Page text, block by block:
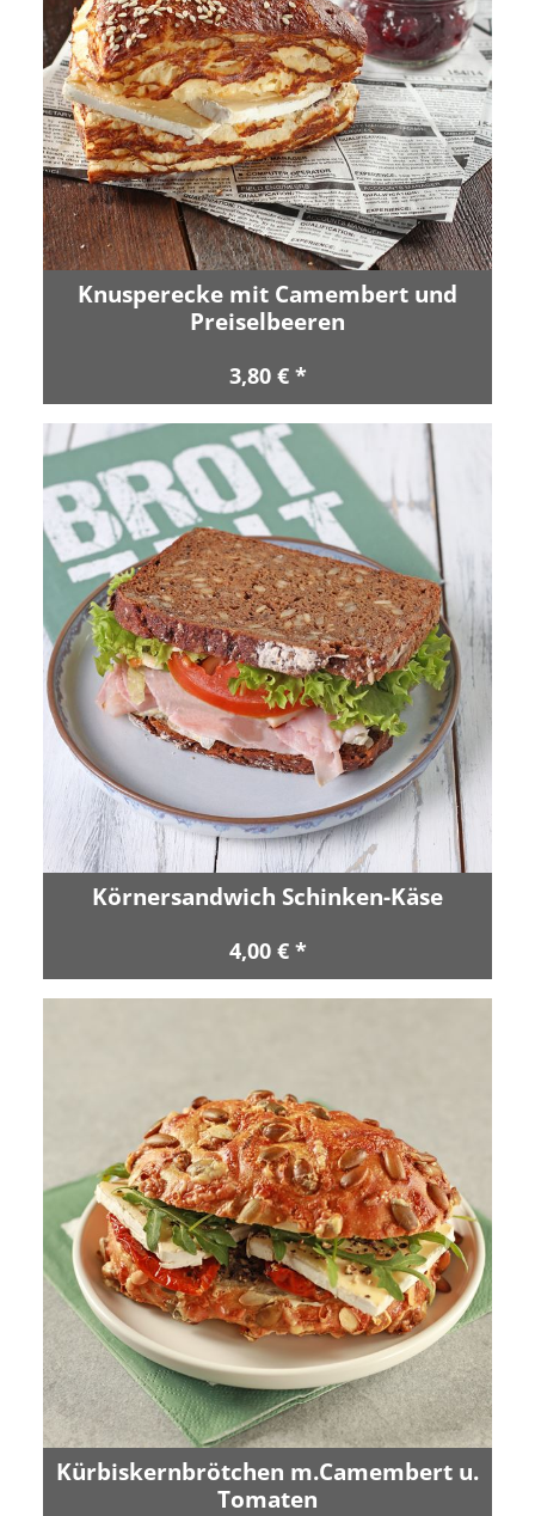
Knusperecke mit Camembert und
Preiselbeeren
3,80 € *
Körnersandwich Schinken-Käse
4,00 € *
Kürbiskernbrötchen m.Camembert u.
Tomaten